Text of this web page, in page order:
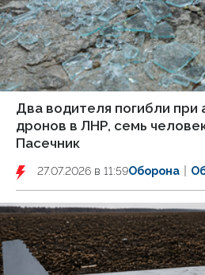
Два водителя погибли при
дронов в ЛНР, семь
Пасечник
27.07.2026 в 11:59Оборона